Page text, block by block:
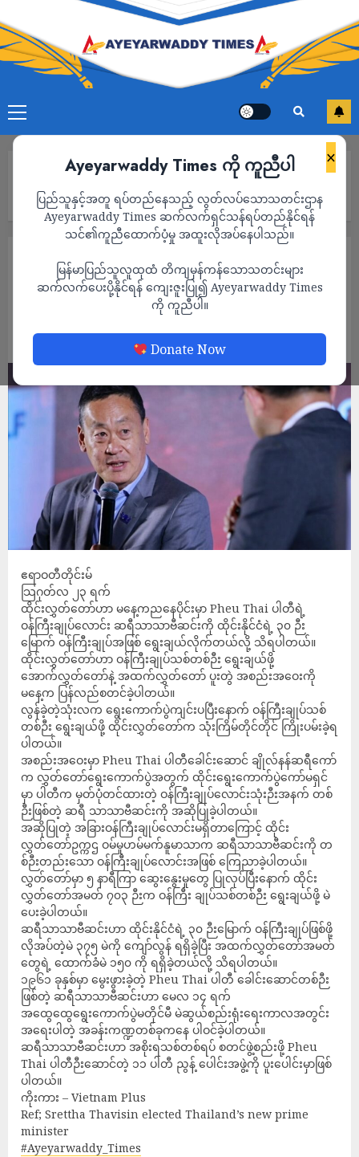
×
Ayeyarwaddy Times ကို ကူညီပါ
ပြည်သူနှင့်အတူ ရပ်တည်နေသည့် လွတ်လပ်သောသတင်းဌာန
Ayeyarwaddy Times ဆက်လက်ရှင်သန်ရပ်တည်နိုင်ရန်
သင်၏ကူညီထောက်ပံ့မှု အထူးလိုအပ်နေပါသည်။
မြန်မာပြည်သူလူထုထံ တိကျမှန်ကန်သောသတင်းများ
ဆက်လက်ပေးပို့နိုင်ရန် ကျေးဇူးပြု၍ Ayeyarwaddy Times
ကို ကူညီပါ။
Donate Now
ဝန်ကြီးချုပ်ဖြစ်လာ
နိုင်ငံတကာ သတင်း
အိမ်ခြံမြေသူဌေးကြီး သာဗီဆင်း ထိုင်းနိုင်ငံရဲ့
၃၀ ဉီးမြောက် ဝန်ကြီးချုပ်ဖြစ်လာ
ADMIN
ဧရာဝတီတိုင်းမ်
သြဂုတ်လ ၂၃ ရက်
ထိုင်းလွှတ်တော်ဟာ မနေ့ကညနေပိုင်းမှာ Pheu Thai ပါတီရဲ့
ဝန်ကြီးချုပ်လောင်း ဆရီသာသာဗီဆင်းကို ထိုင်းနိုင်ငံရဲ့ ၃၀ ဉီး
မြောက် ဝန်ကြီးချုပ်အဖြစ် ရွေးချယ်လိုက်တယ်လို့ သိရပါတယ်။
ထိုင်းလွှတ်တော်ဟာ ဝန်ကြီးချုပ်သစ်တစ်ဉီး ရွေးချယ်ဖို့
အောက်လွှတ်တော်နဲ့ အထက်လွှတ်တော် ပူးတွဲ အစည်းအဝေးကို
မနေ့က ပြန်လည်စတင်ခဲ့ပါတယ်။
လွန်ခဲ့တဲ့သုံးလက ရွေးကောက်ပွဲကျင်းပပြီးနောက် ဝန်ကြီးချုပ်သစ်
တစ်ဉီး ရွေးချယ်ဖို့ ထိုင်းလွှတ်တော်က သုံးကြိမ်တိုင်တိုင် ကြိုးပမ်းခဲ့ရ
ပါတယ်။
အစည်းအဝေးမှာ Pheu Thai ပါတီခေါင်းဆောင် ချိုလ်နန်ဆရီကော်
က လွှတ်တော်ရွေးကောက်ပွဲအတွက် ထိုင်းရွေးကောက်ပွဲကော်မရှင်
မှာ ပါတီက မှတ်ပုံတင်ထားတဲ့ ဝန်ကြီးချုပ်လောင်းသုံးဉီးအနက် တစ်
ဉီးဖြစ်တဲ့ ဆရီ သာသာဗီဆင်းကို အဆိုပြုခဲ့ပါတယ်။
အဆိုပြုတဲ့ အခြားဝန်ကြီးချုပ်လောင်းမရှိတာကြောင့် ထိုင်း
လွှတ်တော်ဥက္ကဌ ဝမ်မူဟမ်မက်နူမာသာက ဆရီသာသာဗီဆင်းကို တ
စ်ဉီးတည်းသော ဝန်ကြီးချုပ်လောင်းအဖြစ် ကြေညာခဲ့ပါတယ်။
လွှတ်တော်မှာ ၅ နာရီကြာ ဆွေးနွေးမှုတွေ ပြုလုပ်ပြီးနောက် ထိုင်း
လွှတ်တော်အမတ် ၇၀၃ ဉီးက ဝန်ကြီး ချုပ်သစ်တစ်ဉီး ရွေးချယ်ဖို့ မဲ
ပေးခဲ့ပါတယ်။
ဆရီသာသာဗီဆင်းဟာ ထိုင်းနိုင်ငံရဲ့ ၃၀ ဉီးမြောက် ဝန်ကြီးချုပ်ဖြစ်ဖို့
လိုအပ်တဲ့မဲ ၃၇၅ မဲကို ကျော်လွန် ရရှိခဲ့ပြီး အထက်လွှတ်တော်အမတ်
တွေရဲ့ ထောက်ခံမဲ ၁၅၀ ကို ရရှိခဲ့တယ်လို့ သိရပါတယ်။
၁၉၆၁ ခုနှစ်မှာ မွေးဖွားခဲ့တဲ့ Pheu Thai ပါတီ ခေါင်းဆောင်တစ်ဉီး
ဖြစ်တဲ့ ဆရီသာသာဗီဆင်းဟာ မေလ ၁၄ ရက်
အထွေထွေရွေးကောက်ပွဲမတိုင်မီ မဲဆွယ်စည်းရုံးရေးကာလအတွင်း
အရေးပါတဲ့ အခန်းကဏ္ဍတစ်ခုကနေ ပါဝင်ခဲ့ပါတယ်။
ဆရီသာသာဗီဆင်းဟာ အစိုးရသစ်တစ်ရပ် စတင်ဖွဲ့စည်းဖို့ Pheu
Thai ပါတီဉီးဆောင်တဲ့ ၁၁ ပါတီ ညွန့် ပေါင်းအဖွဲ့ကို ပူးပေါင်းမှာဖြစ်
ပါတယ်။
ကိုးကား – Vietnam Plus
Ref; Srettha Thavisin elected Thailand’s new prime
minister
#Ayeyarwaddy_Times